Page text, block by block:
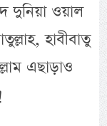
দুনিয়া ওয়াল
হাবীবাতু
এছাড়াও